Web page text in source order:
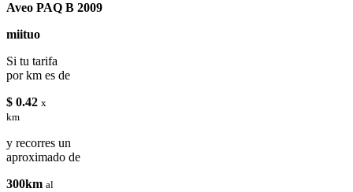
Aveo PAQ B 2009
miituo
Si tu tarifa
por km es de
$ 0.42 x
km
y recorres un
aproximado de
300km al